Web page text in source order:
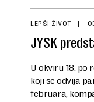
LEPŠI ŽIVOT
JYSK
U okviru 18. po
koji se odvija
februara,